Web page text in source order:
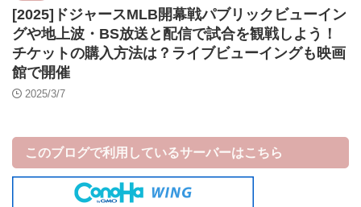
[2025]ドジャースMLB開幕戦パブリックビューイン
グや地上波・BS放送と配信で試合を観戦しよう！
チケットの購入方法は？ライブビューイングも映画
館で開催
2025/3/7
このブログで利用しているサーバーはこちら